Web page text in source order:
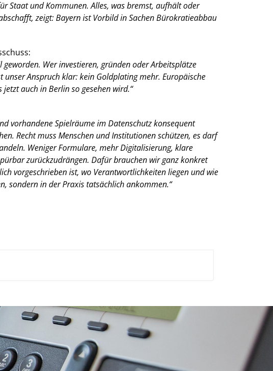
Staat und Kommunen. Alles, was bremst, aufhält oder
zeigt: Bayern ist Vorbild in Sachen Bürokratieabbau
Wer investieren, gründen oder Arbeitsplätze
Anspruch klar: kein Goldplating mehr. Europäische
auch in Berlin so gesehen wird.“
vorhandene Spielräume im Datenschutz konsequent
Recht muss Menschen und Institutionen schützen, es darf
Weniger Formulare, mehr Digitalisierung, klare
zurückzudrängen. Dafür brauchen wir ganz konkret
vorgeschrieben ist, wo Verantwortlichkeiten liegen und wie
sondern in der Praxis tatsächlich ankommen.“